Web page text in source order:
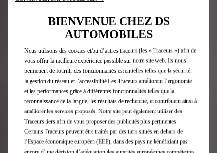
meilleur itinéraire et les points de charge accessibles.
BIENVENUE CHEZ DS
AUTOMOBILES
Nous utilisons des cookies et/ou d’autres traceurs (les « Traceurs ») afin de
vous offrir la meilleure expérience possible sur notre site web. Ils nous
permettent de fournir des fonctionnalités essentielles telles que la sécurité,
la gestion du réseau et l’accessibilité.Les Traceurs améliorent l’ergonomie
et les performances grâce à différentes fonctionnalités telles que la
reconnaissance de la langue, les résultats de recherche, et contribuent ainsi à
améliorer les services proposés. Notre site peut également utiliser des
Traceurs tiers afin de vous proposer des publicités plus pertinentes.
Certains Traceurs peuvent être traités par des tiers situés en dehors de
l’Espace économique européen (EEE), dans des pays ne bénéficiant pas